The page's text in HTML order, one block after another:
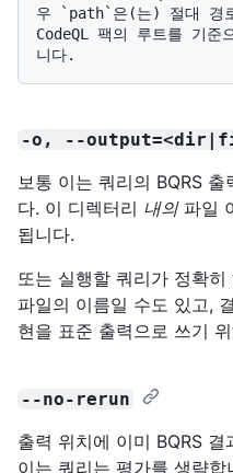
우 `path`은(는) 절대 경
CodeQL 팩의 루트를 기준
-o, --
보통 이는 쿼리의 BQRS
다. 이 디렉터리 내의파일
됩니다.
또는 실행할 쿼리가 정확
파일의 이름일 수도 있고,
현을 표준 출력으로 쓰기
--no-rerun
출력 위치에 이미 BQRS
이는 쿼리는 평가를 생략합